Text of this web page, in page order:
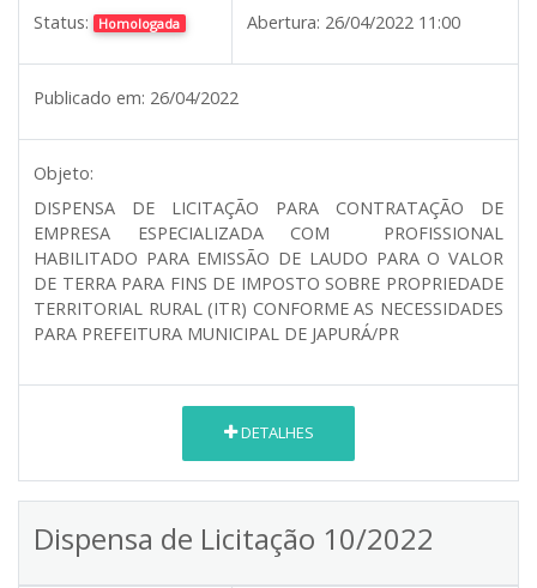
Status: Homologada Abertura: 26/04/2022 11:00
Publicado em: 26/04/2022
Objeto:
DISPENSA DE LICITAÇÃO PARA CONTRATAÇÃO DE
EMPRESA ESPECIALIZADA COM PROFISSIONAL
HABILITADO PARA EMISSÃO DE LAUDO PARA O VALOR
DE TERRA PARA FINS DE IMPOSTO SOBRE PROPRIEDADE
TERRITORIAL RURAL (ITR) CONFORME AS NECESSIDADES
PARA PREFEITURA MUNICIPAL DE JAPURÁ/PR
DETALHES
Dispensa de Licitação 10/2022